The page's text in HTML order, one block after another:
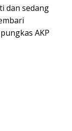
dan sedang
AKP